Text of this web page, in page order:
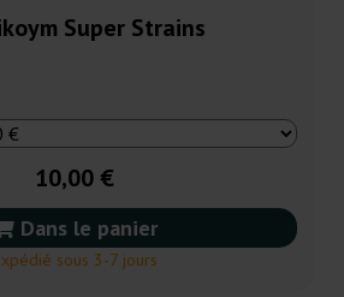
Super Strains
10,00 €
Dans le panier
sous 3-7 jours